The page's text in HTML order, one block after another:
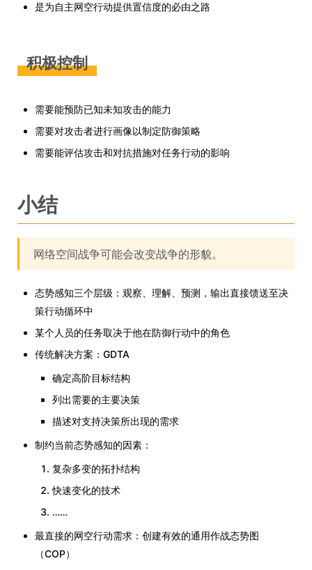
是为自主网空行动提供置信度的必由之路
积极控制
需要能预防已知未知攻击的能力
需要对攻击者进行画像以制定防御策略
需要能评估攻击和对抗措施对任务行动的影响
小结
网络空间战争可能会改变战争的形貌。
态势感知三个层级：观察、理解、预测，输出直接馈送至决
策行动循环中
某个人员的任务取决于他在防御行动中的角色
传统解决方案：GDTA
确定高阶目标结构
列出需要的主要决策
描述对支持决策所出现的需求
制约当前态势感知的因素：
复杂多变的拓扑结构
快速变化的技术
……
最直接的网空行动需求：创建有效的通用作战态势图
（COP）